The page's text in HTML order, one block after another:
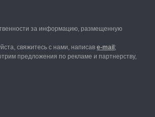
за информацию, размещенную
свяжитесь с нами, написаве-mail ;
предложения по рекламе и партнерству,